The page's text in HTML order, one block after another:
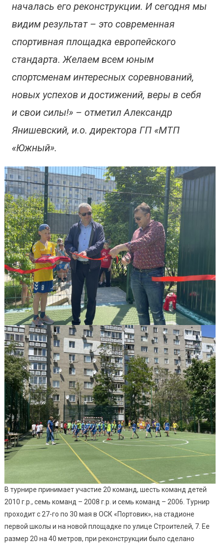
началась его реконструкции. И сегодня мы
видим результат – это современная
спортивная площадка европейского
стандарта. Желаем всем юным
спортсменам интересных соревнований,
новых успехов и достижений, веры в себя
и свои силы!» – отметил Александр
Янишевский, и.о. директора ГП «МТП
«Южный».
В турнире принимает участие 20 команд, шесть команд детей
2010 г.р., семь команд – 2008 г.р. и семь команд – 2006. Турнир
проходит с 27-го по 30 мая в ОСК «Портовик», на стадионе
первой школы и на новой площадке по улице Строителей, 7. Ее
размер 20 на 40 метров, при реконструкции было сделано